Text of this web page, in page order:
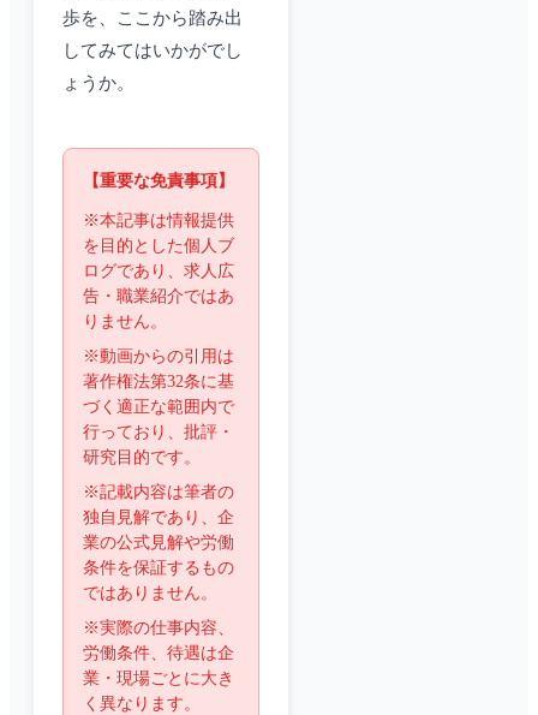
歩を、ここから踏み出
してみてはいかがでし
ょうか。
【重要な免責事項】
※本記事は情報提供
を目的とした個人ブ
ログであり、求人広
告・職業紹介ではあ
りません。
※動画からの引用は
著作権法第32条に基
づく適正な範囲内で
行っており、批評・
研究目的です。
※記載内容は筆者の
独自見解であり、企
業の公式見解や労働
条件を保証するもの
ではありません。
※実際の仕事内容、
労働条件、待遇は企
業・現場ごとに大き
く異なります。